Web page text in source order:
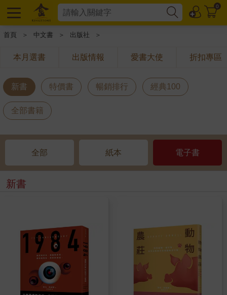
0
首頁 ＞ 中文書 ＞ 出版社 ＞
本月選書 出版情報 愛書大使 折扣專區
新書 特價書 暢銷排行 經典100
全部書籍
全部 紙本 電子書
新書